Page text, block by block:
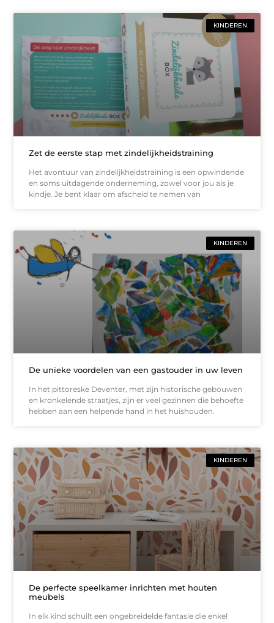
KINDEREN
Zet de eerste stap met zindelijkheidstraining
Het avontuur van zindelijkheidstraining is een opwindende
en soms uitdagende onderneming, zowel voor jou als je
kindje. Je bent klaar om afscheid te nemen van
KINDEREN
De unieke voordelen van een gastouder in uw leven
In het pittoreske Deventer, met zijn historische gebouwen
en kronkelende straatjes, zijn er veel gezinnen die behoefte
hebben aan een helpende hand in het huishouden.
KINDEREN
De perfecte speelkamer inrichten met houten
meubels
In elk kind schuilt een ongebreidelde fantasie die enkel